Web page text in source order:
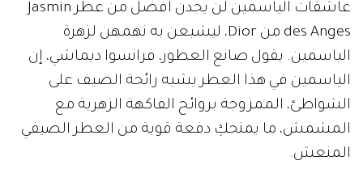
عاشقات الياسمين لن يجدن أفضل من عطر Jasmin
des Anges من Dior، ليشبعن به نهمهن لزهرة
الياسمين. يقول صانع العطور، فرانسوا ديماشي، إن
الياسمين في هذا العطر يشبه رائحة الصيف على
الشواطئ، الممزوجة بروائح الفاكهة الزهرية مع
المشمش، ما يمنحكِ دفعة قوية من العطر الصيفي
المنعش.